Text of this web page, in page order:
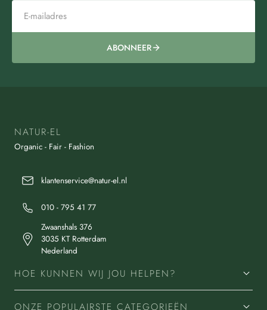
ABONNEER
NATUR-EL
Organic - Fair - Fashion
klantenservice@natur-el.nl
010 - 795 41 77
Zwaanshals 376
3035 KT Rotterdam
Nederland
HOE KUNNEN WIJ JOU HELPEN?
ONZE POPULAIRSTE CATEGORIEËN